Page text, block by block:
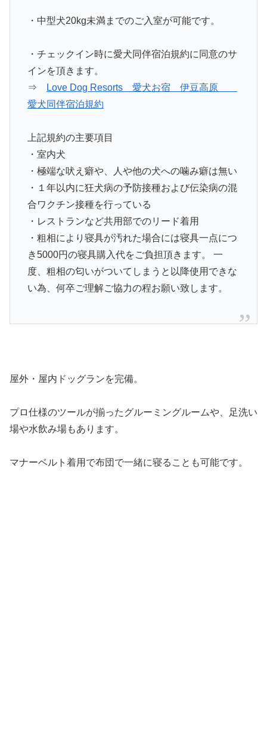
・中型犬20kg未満までのご入室が可能です。
・チェックイン時に愛犬同伴宿泊規約に同意のサ
インを頂きます。
⇒
Love Dog Resorts 愛犬お宿 伊豆高原
愛犬同伴宿泊規約
上記規約の主要項目
・室内犬
・極端な吠え癖や、人や他の犬への噛み癖は無い
・１年以内に狂犬病の予防接種および伝染病の混
合ワクチン接種を行っている
・レストランなど共用部でのリード着用
・粗相により寝具が汚れた場合には寝具一点につ
き5000円の寝具購入代をご負担頂きます。 一
度、粗相の匂いがついてしまうと以降使用できな
い為、何卒ご理解ご協力の程お願い致します。
屋外・屋内ドッグランを完備。
プロ仕様のツールが揃ったグルーミングルームや、足洗い
場や水飲み場もあります。
マナーベルト着用で布団で一緒に寝ることも可能です。